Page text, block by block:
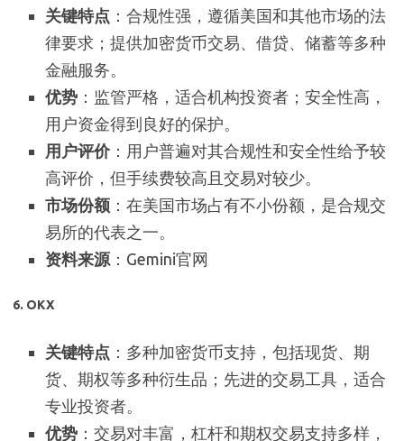
关键特点 ：合规性强，遵循美国和其他市场的法
律要求；提供加密货币交易、借贷、储蓄等多种
金融服务。
优势 ：监管严格，适合机构投资者；安全性高，
用户资金得到良好的保护。
用户评价：用户普遍对其合规性和安全性给予较
高评价，但手续费较高且交易对较少。
市场份额 ：在美国市场占有不小份额，是合规交
易所的代表之一。
资料来源 ：Gemini官网
6. OKX
关键特点 ：多种加密货币支持，包括现货、期
货、期权等多种衍生品；先进的交易工具，适合
专业投资者。
优势 ：交易对丰富，杠杆和期权交易支持多样，